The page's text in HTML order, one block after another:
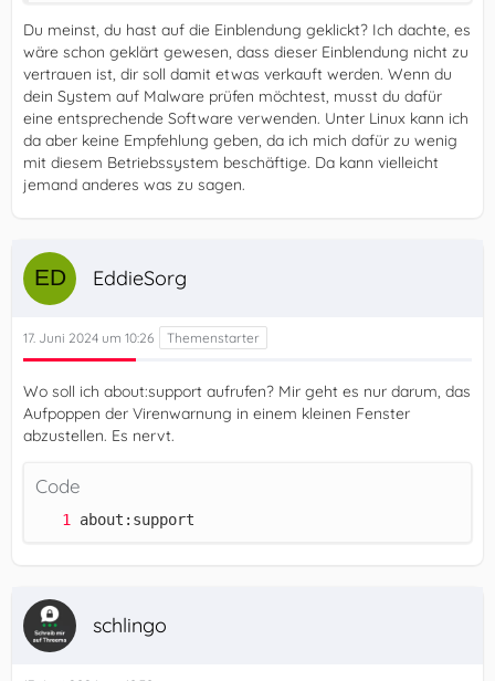
Du meinst, du hast auf die Einblendung geklickt? Ich dachte, es
wäre schon geklärt gewesen, dass dieser Einblendung nicht zu
vertrauen ist, dir soll damit etwas verkauft werden. Wenn du
dein System auf Malware prüfen möchtest, musst du dafür
eine entsprechende Software verwenden. Unter Linux kann ich
da aber keine Empfehlung geben, da ich mich dafür zu wenig
mit diesem Betriebssystem beschäftige. Da kann vielleicht
jemand anderes was zu sagen.
EddieSorg
17. Juni 2024 um 10:26
Wo soll ich about:support aufrufen? Mir geht es nur darum, das
Aufpoppen der Virenwarnung in einem kleinen Fenster
abzustellen. Es nervt.
Code
about:support
schlingo